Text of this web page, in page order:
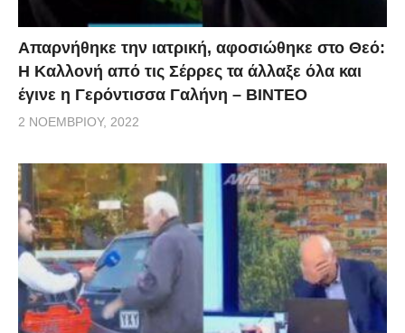
Απαρνήθηκε την ιατρική, αφοσιώθηκε στο Θεό:
Η Καλλονή από τις Σέρρες τα άλλαξε όλα και
έγινε η Γερόντισσα Γαλήνη – ΒΙΝΤΕΟ
2 ΝΟΕΜΒΡΊΟΥ, 2022